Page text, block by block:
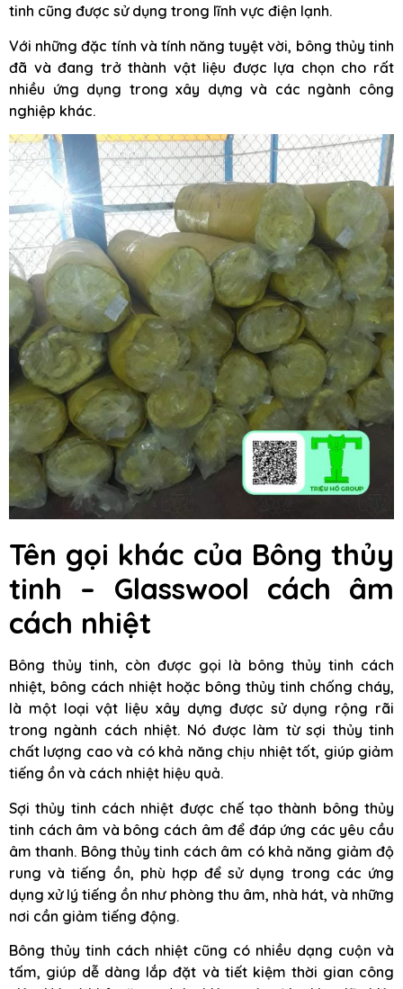
tinh cũng được sử dụng trong lĩnh vực điện lạnh.
Với những đặc tính và tính năng tuyệt vời, bông thủy tinh
đã và đang trở thành vật liệu được lựa chọn cho rất
nhiều ứng dụng trong xây dựng và các ngành công
nghiệp khác.
Tên gọi khác của Bông thủy
tinh – Glasswool cách âm
cách nhiệt
Bông thủy tinh, còn được gọi là bông thủy tinh cách
nhiệt, bông cách nhiệt hoặc bông thủy tinh chống cháy,
là một loại vật liệu xây dựng được sử dụng rộng rãi
trong ngành cách nhiệt. Nó được làm từ sợi thủy tinh
chất lượng cao và có khả năng chịu nhiệt tốt, giúp giảm
tiếng ồn và cách nhiệt hiệu quả.
Sợi thủy tinh cách nhiệt được chế tạo thành bông thủy
tinh cách âm và bông cách âm để đáp ứng các yêu cầu
âm thanh. Bông thủy tinh cách âm có khả năng giảm độ
rung và tiếng ồn, phù hợp để sử dụng trong các ứng
dụng xử lý tiếng ồn như phòng thu âm, nhà hát, và những
nơi cần giảm tiếng động.
Bông thủy tinh cách nhiệt cũng có nhiều dạng cuộn và
tấm, giúp dễ dàng lắp đặt và tiết kiệm thời gian công